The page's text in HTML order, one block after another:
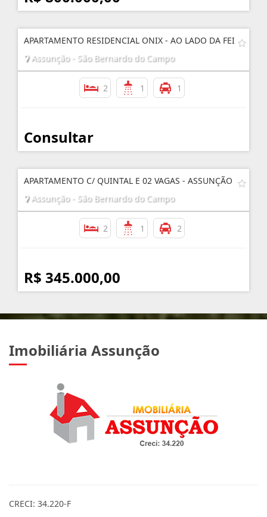
APARTAMENTO RESIDENCIAL ONIX - AO LADO DA FEI
Assunção - São Bernardo do Campo
2 1 1
Consultar
APARTAMENTO C/ QUINTAL E 02 VAGAS - ASSUNÇÃO
Assunção - São Bernardo do Campo
2 1 2
R$ 345.000,00
Imobiliária Assunção
CRECI: 34.220-F